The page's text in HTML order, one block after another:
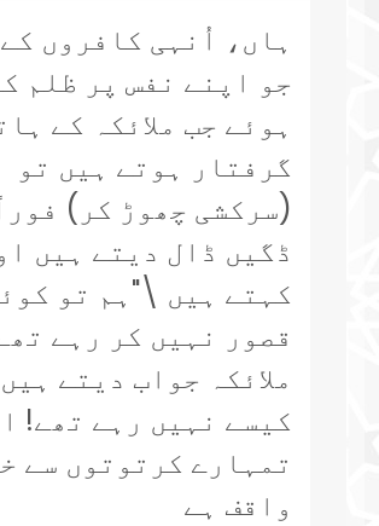
ہاں، اُنہی کافروں
جو اپنے نفس پر ظلم
ہوئے جب ملائکہ کے
گرفتار ہوتے ہیں تو
(سرکشی چھوڑ کر)
ڈگیں ڈال دیتے ہیں
کہتے ہیں \"ہم تو
قصور نہیں کر رہے
ملائکہ جواب دیتے
کیسے نہیں رہے تھے!
تمہارے کرتوتوں سے
واقف ہے